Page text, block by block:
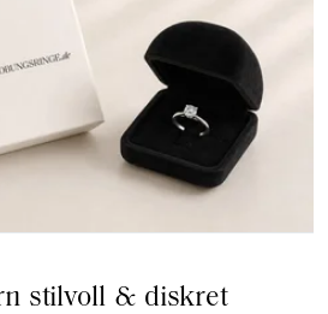
stilvoll & diskret